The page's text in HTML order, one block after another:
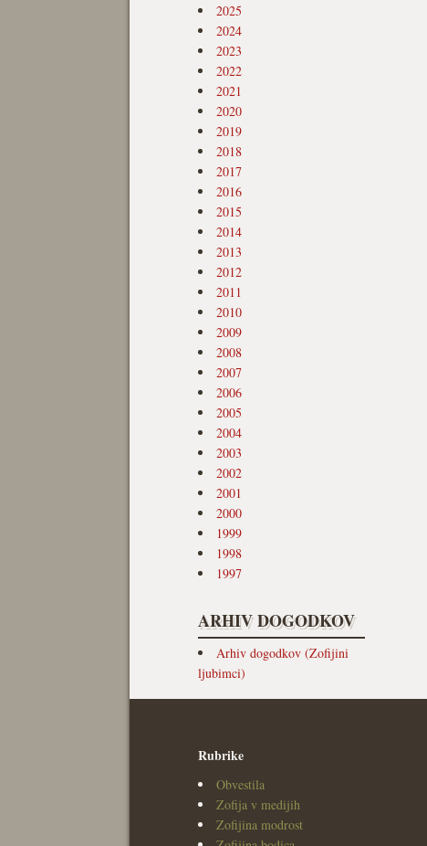
2025
2024
2023
2022
2021
2020
2019
2018
2017
2016
2015
2014
2013
2012
2011
2010
2009
2008
2007
2006
2005
2004
2003
2002
2001
2000
1999
1998
1997
ARHIV DOGODKOV
Arhiv dogodkov (Zofijini
ljubimci)
Rubrike
Obvestila
Zofija v medijih
Zofijina modrost